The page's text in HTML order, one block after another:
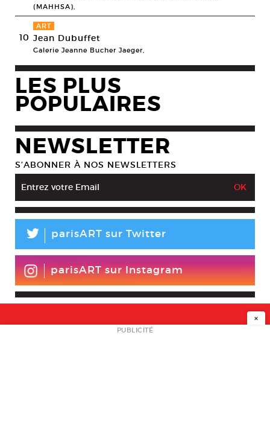
(MAHHSA),
10
ART
Jean Dubuffet
Galerie Jeanne Bucher Jaeger,
LES PLUS
POPULAIRES
NEWSLETTER
S’ABONNER À NOS NEWSLETTERS
L parisART sur Twitter
parisART sur Instagram
NEWSLETTER
×
PUBLICITÉ